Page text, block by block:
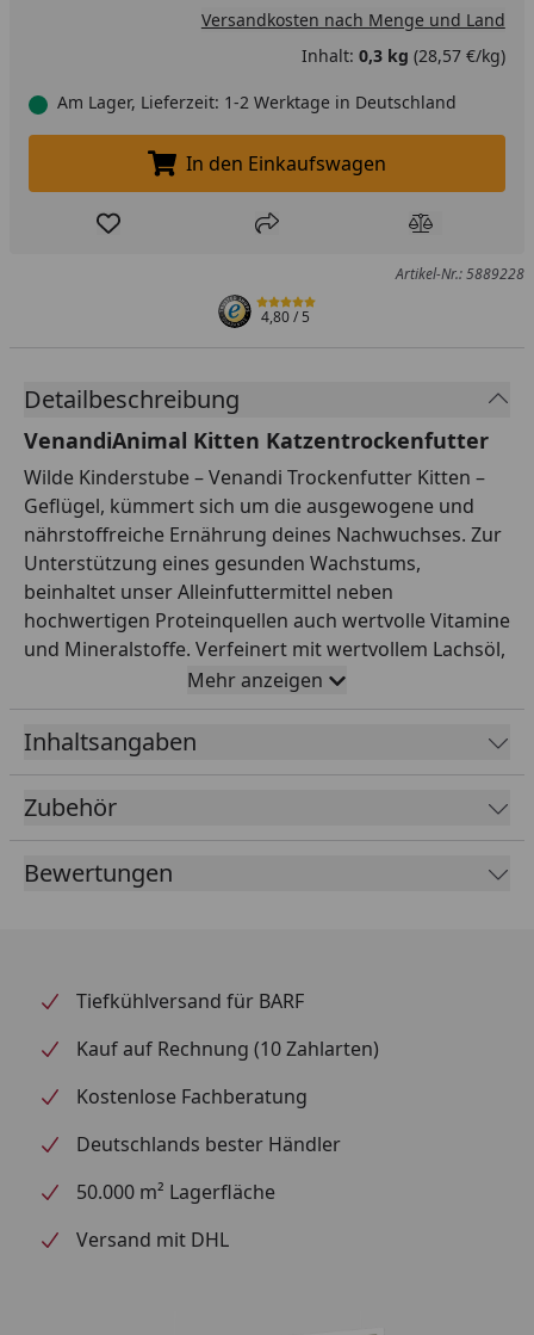
Versandkosten nach Menge und Land
Inhalt: 0,3 kg (28,57 €/kg)
Am Lager, Lieferzeit: 1-2 Werktage in Deutschland
In den Einkaufswagen legen
In den Einkaufswagen
Produkt zur Wunschliste hinzufügen
Teilen Produkt
Artikel-Nr.: 5889228
4,80/ 5
Detailbeschreibung
VenandiAnimal Kitten Katzentrockenfutter
Wilde Kinderstube – Venandi Trockenfutter Kitten –
Geflügel, kümmert sich um die ausgewogene und
nährstoffreiche Ernährung deines Nachwuchses. Zur
Unterstützung eines gesunden Wachstums,
beinhaltet unser Alleinfuttermittel neben
hochwertigen Proteinquellen auch wertvolle Vitamine
und Mineralstoffe. Verfeinert mit wertvollem Lachsöl,
wird unser Leckerbissen zum echten
Geschmackserlebnis. Dank der erstklassigen
Rezeptur und Verarbeitung, erhält dein Kitten genau
die Nährstoffe, welche bei einer ursprünglichen und
gesunden Ernährungsform benötigt werden.
Natürlich, echt und ursprünglich – das ist Venandi.
Fütterungsempfehlung
5-9
Mehr anzeigen
Inhaltsangaben
Zubehör
Bewertungen
Tiefkühlversand für BARF
Kauf auf Rechnung (10 Zahlarten)
Kostenlose Fachberatung
Deutschlands bester Händler
50.000 m² Lagerfläche
Versand mit DHL